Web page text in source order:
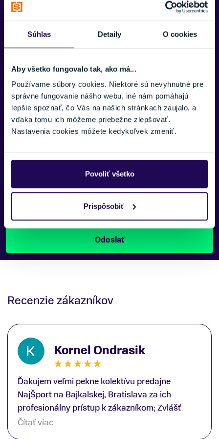
Súhlas Detaily O cookies
Aby všetko fungovalo tak, ako má...
Používame súbory cookies. Niektoré sú nevyhnutné pre
správne fungovanie nášho webu, iné nám pomáhajú
lepšie spoznať, čo Vás na našich stránkach zaujalo, a
vďaka tomu ich môžeme priebežne zlepšovať.
Nastavenia cookies môžete kedykoľvek zmeniť.
Povoliť všetko
Prispôsobiť
TELEFÓNNE ČÍSLO:
Náš špecialista vám, čo najskôr zavolá ohľadom tohto
produktu.
Recenzie zákazníkov
Kornel Ondrasik
Ďakujem veľmi pekne kolektívu predajne
NajŠport na Bajkalskej, Bratislava za ich
profesionálny prístup k zákazníkom; Zvlášť
ďakujem špecialistovi Martinovi Gunišovi za
Čítať viac